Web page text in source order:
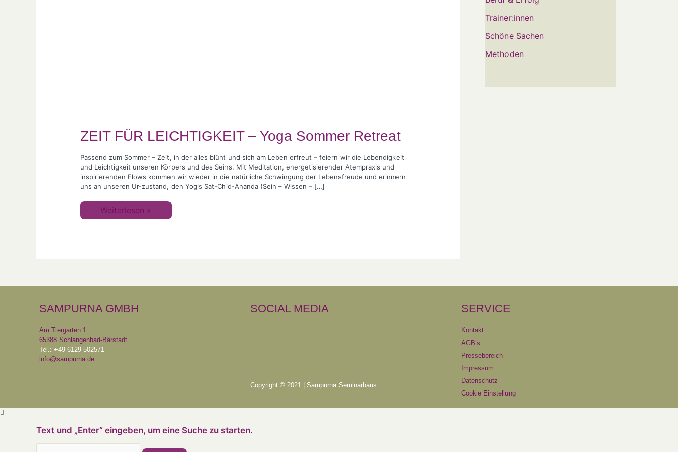
ZEIT FÜR LEICHTIGKEIT – Yoga Sommer Retreat
Passend zum Sommer – Zeit, in der alles blüht und sich am Leben erfreut – feiern wir die Lebendigkeit
und Leichtigkeit unseren Körpers und des Seins. Mit Meditation, energetisierender Atempraxis und
inspirierenden Flows kommen wir wieder in die natürliche Schwingung der Lebensfreude und erinnern
uns an unseren Ur-zustand, den Yogis Sat-Chid-Ananda (Sein – Wissen – […]
Weiterlesen »
Trainer:innen
Schöne Sachen
Methoden
SAMPURNA GMBH
Am Tiergarten 1
65388 Schlangenbad-Bärstadt
Tel.: +49 6129 502571
info@sampurna.de
SOCIAL MEDIA
Copyright © 2021 | Sampurna Seminarhaus
SERVICE
Kontakt
AGB’s
Pressebereich
Impressum
Datenschutz
Cookie Einstellung
Text und „Enter“ eingeben, um eine Suche zu starten.